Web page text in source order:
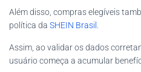
Além disso, compras elegíveis
política da SHEIN Brasil
Assim, ao validar os dados
usuário começa a acumular